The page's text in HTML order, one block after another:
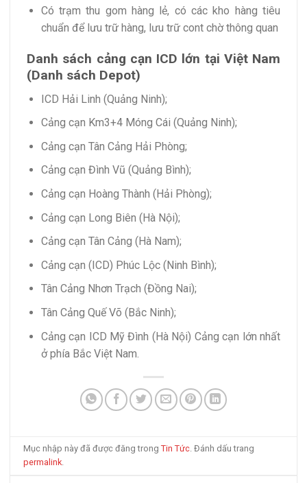
Có trạm thu gom hàng lẻ, có các kho hàng tiêu
chuẩn để lưu trữ hàng, lưu trữ cont chờ thông quan
Danh sách cảng cạn ICD lớn tại Việt Nam
(Danh sách Depot)
ICD Hải Linh (Quảng Ninh);
Cảng cạn Km3+4 Móng Cái (Quảng Ninh);
Cảng cạn Tân Cảng Hải Phòng;
Cảng cạn Đình Vũ (Quảng Bình);
Cảng cạn Hoàng Thành (Hải Phòng);
Cảng cạn Long Biên (Hà Nội);
Cảng cạn Tân Cảng (Hà Nam);
Cảng cạn (ICD) Phúc Lộc (Ninh Bình);
Tân Cảng Nhơn Trạch (Đồng Nai);
Tân Cảng Quế Võ (Bắc Ninh);
Cảng cạn ICD Mỹ Đình (Hà Nội) Cảng cạn lớn nhất
ở phía Bắc Việt Nam.
Mục nhập này đã được đăng trongTin Tức . Đánh dấu trang
permalink